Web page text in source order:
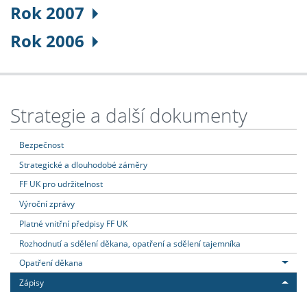
Rok 2007
Rok 2006
Strategie a další dokumenty
Bezpečnost
Strategické a dlouhodobé záměry
FF UK pro udržitelnost
Výroční zprávy
Platné vnitřní předpisy FF UK
Rozhodnutí a sdělení děkana, opatření a sdělení tajemníka
Opatření děkana
Zápisy